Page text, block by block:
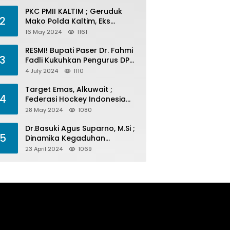
2
PKC PMII KALTIM ; Geruduk
Mako Polda Kaltim, Eks
Lubang Tambang Banyak
16 May 2024 1161
3
RESMI! Bupati Paser Dr. Fahmi
Fadli Kukuhkan Pengurus DPP
LAP 2024-2029
4 July 2024 1110
4
Target Emas, Alkuwait ;
Federasi Hockey Indonesia
Kota Balikpapan Siap Menjadi
28 May 2024 1080
5
Dr.Basuki Agus Suparno, M.Si ;
Dinamika Kegaduhan
Komunikasi Politik Jelang
23 April 2024 1069